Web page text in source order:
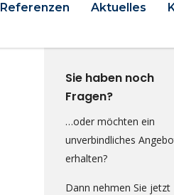
Referenzen Aktuelles
Sie haben noch
Fragen?
…oder möchten ein
unverbindliches
erhalten?
Dann nehmen Sie jetzt